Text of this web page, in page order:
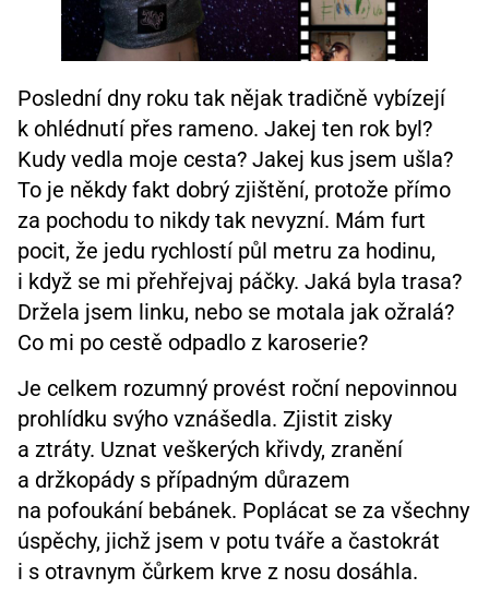
Poslední dny roku tak nějak tradičně vybízejí
k ohlédnutí přes rameno. Jakej ten rok byl?
Kudy vedla moje cesta? Jakej kus jsem ušla?
To je někdy fakt dobrý zjištění, protože přímo
za pochodu to nikdy tak nevyzní. Mám furt
pocit, že jedu rychlostí půl metru za hodinu,
i když se mi přehřejvaj páčky. Jaká byla trasa?
Držela jsem linku, nebo se motala jak ožralá?
Co mi po cestě odpadlo z karoserie?
Je celkem rozumný provést roční nepovinnou
prohlídku svýho vznášedla. Zjistit zisky
a ztráty. Uznat veškerých křivdy, zranění
a držkopády s případným důrazem
na pofoukání bebánek. Poplácat se za všechny
úspěchy, jichž jsem v potu tváře a častokrát
i s otravnym čůrkem krve z nosu dosáhla.